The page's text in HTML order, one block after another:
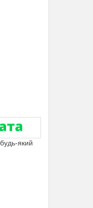
який